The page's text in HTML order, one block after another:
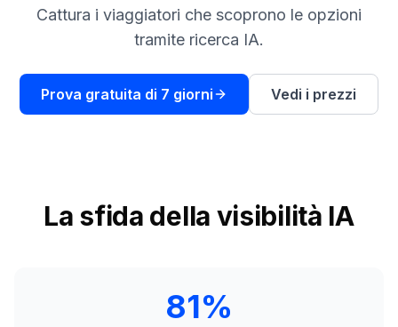
Monitoraggio
keyword
Assistant
Prezzi
una
demo
Cattura i viaggiatori che scoprono le opzioni
tramite ricerca IA.
Prova gratuita di 7 giorni Vedi i prezzi
La sfida della visibilità IA
81%